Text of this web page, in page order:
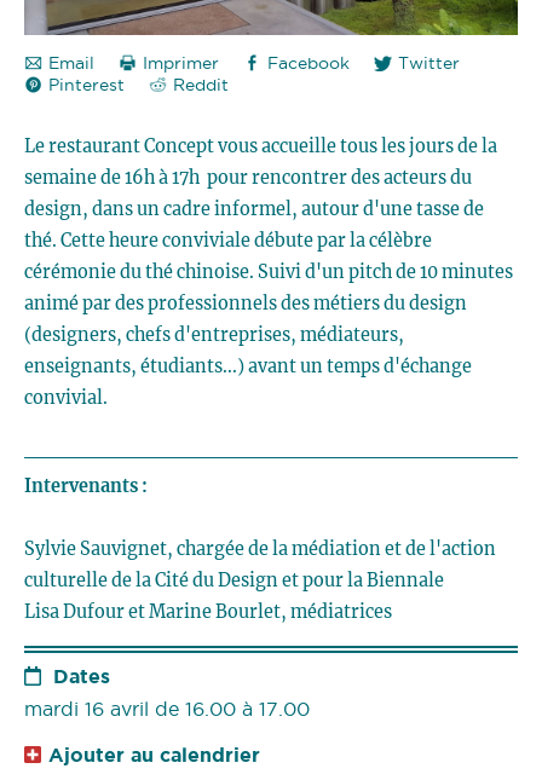
RestaurantConcept
D.R.
Email Imprimer Facebook
Twitter
Pinterest
Reddit
Le restaurant Concept vous accueille tous les jours de la
semaine de 16h à 17h pour rencontrer des acteurs du
design, dans un cadre informel, autour d'une tasse de
thé. Cette heure conviviale débute par la célèbre
cérémonie du thé chinoise. Suivi d'un pitch de 10 minutes
animé par des professionnels des métiers du design
(designers, chefs d'entreprises, médiateurs,
enseignants, étudiants...) avant un temps d'échange
convivial.
Intervenants :
Sylvie Sauvignet, chargée de la médiation et de l'action
culturelle de la Cité du Design et pour la Biennale
Lisa Dufour et Marine Bourlet, médiatrices
Dates
mardi 16 avril de 16.00 à 17.00
Ajouter au calendrier